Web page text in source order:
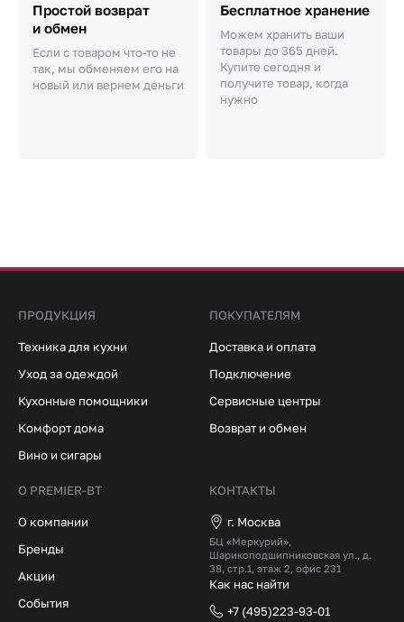
Простой возврат
и обмен
Если с товаром что-то не
так, мы обменяем его на
новый или вернем деньги
Бесплатное хранение
Можем хранить ваши
товары до 365 дней.
Купите сегодня и
получите товар, когда
нужно
ПРОДУКЦИЯ
Техника для кухни
Уход за одеждой
Кухонные помощники
Комфорт дома
Вино и сигары
ПОКУПАТЕЛЯМ
Доставка и оплата
Подключение
Сервисные центры
Возврат и обмен
О PREMIER-BT
О компании
Бренды
Акции
События
КОНТАКТЫ
г. Москва
БЦ «Меркурий»,
Шарикоподшипниковская ул., д.
38, стр.1, этаж 2, офис 231
Как нас найти
+7 (495)223-93-01